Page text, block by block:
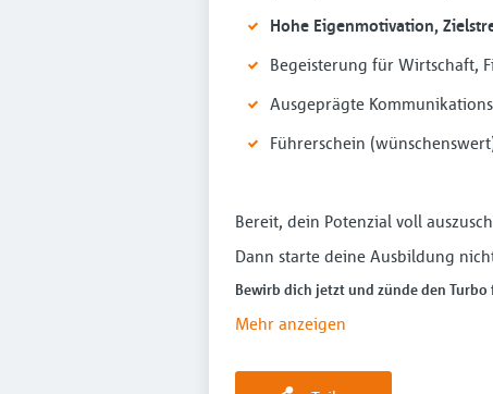
Hohe Eigenmotivation,
Begeisterung für Wirtschaft,
Ausgeprägte
Führerschein
Bereit, dein Potenzial voll
Dann starte deine Ausbildung
Bewirb dich jetzt und zünde den
Mehr anzeigen